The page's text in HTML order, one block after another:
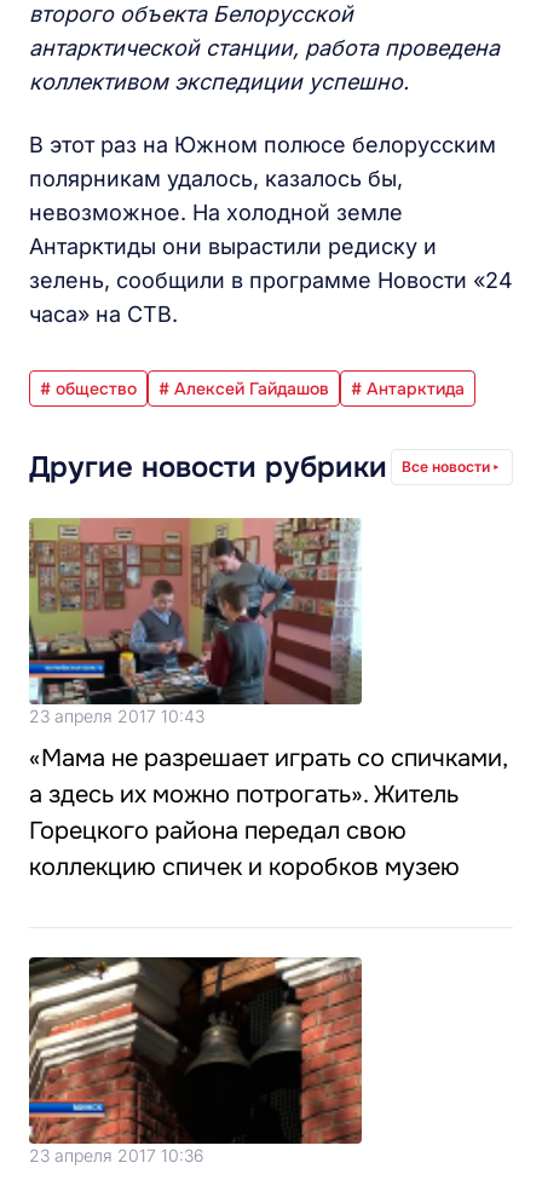
второго объекта Белорусской
антарктической станции, работа проведена
коллективом экспедиции успешно.
В этот раз на Южном полюсе белорусским
полярникам удалось, казалось бы,
невозможное. На холодной земле
Антарктиды они вырастили редиску и
зелень, сообщили в программе Новости «24
часа» на СТВ.
# общество # Алексей Гайдашов # Антарктида
Другие новости рубрики Все новости
23 апреля 2017 10:43
«Мама не разрешает играть со спичками,
а здесь их можно потрогать». Житель
Горецкого района передал свою
коллекцию спичек и коробков музею
23 апреля 2017 10:36